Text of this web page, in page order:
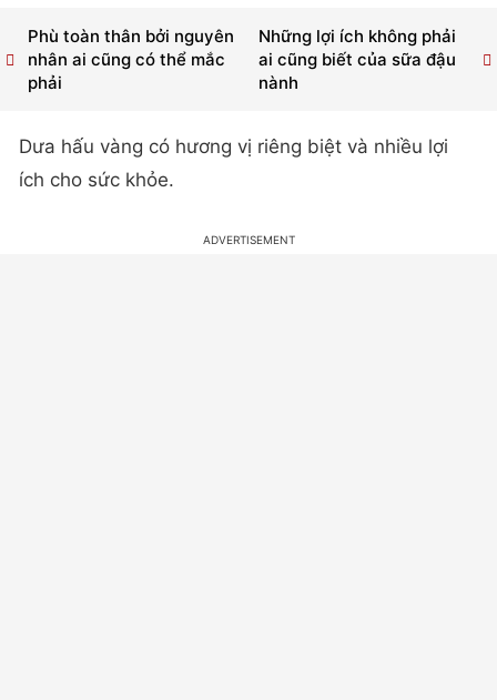
Những lợi ích không phải
ai cũng biết của sữa đậu
nành
Phù toàn thân bởi nguyên
nhân ai cũng có thể mắc
phải
Dưa hấu vàng có hương vị riêng biệt và nhiều lợi
ích cho sức khỏe.